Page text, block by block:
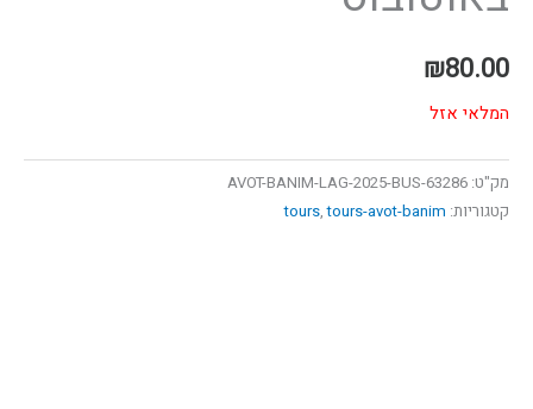
₪80.00
המלאי אזל
מק"ט: 63286-AVOT-BANIM-LAG-2025-BUS
קטגוריות:
tours,tours-avot-banim